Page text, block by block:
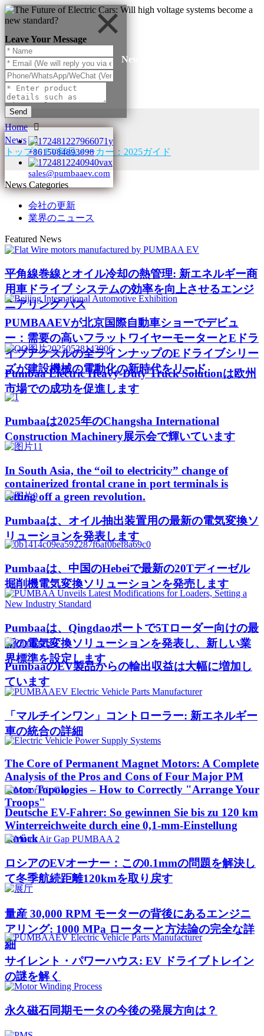
Leave Your Message
Send
+8615084893098
sales@pumbaaev.com
News
Home
News
トップ10 EV部品メーカー：2025ガイド
News Categories
会社の更新
業界のニュース
Featured News
平角線巻線とオイル冷却の熱管理: 新エネルギー商
用車ドライブ システムの効率を向上させるエンジ
ニアリング パス
PUMBAAEVが北京国際自動車ショーでデビュ
ー：需要の高いフラットワイヤーモーターとEドラ
イブアクスルの全ラインナップのEドライブシリー
ズが建設機械の電動化の新時代をリード
Pumbaa Electric Heavy-Duty Truck Solutionは欧州
市場での成功を促進します
Pumbaaは2025年のChangsha International
Construction Machinery展示会で輝いています
In South Asia, the “oil to electricity” change of
containerized frontal crane in port terminals is
setting off a green revolution.
Pumbaaは、オイル抽出装置用の最新の電気変換ソ
リューションを発表します
Pumbaaは、中国のHebeiで最新の20Tディーゼル
掘削機電気変換ソリューションを発売します
Pumbaaは、Qingdaoポートで5Tローダー向けの最
新の電気変換ソリューションを発表し、新しい業
界標準を設定します
PumbaaのEV製品からの輸出収益は大幅に増加し
ています
「マルチインワン」コントローラー: 新エネルギー
車の統合の詳細
The Core of Permanent Magnet Motors: A Complete
Analysis of the Pros and Cons of Four Major PM
Rotor Topologies – How to Correctly "Arrange Your
Troops"
Deutsche EV-Fahrer: So gewinnen Sie bis zu 120 km
Winterreichweite durch eine 0,1-mm-Einstellung
zurück
ロシアのEVオーナー：この0.1mmの問題を解決し
て冬季航続距離120kmを取り戻す
量産 30,000 RPM モーターの背後にあるエンジニ
アリング: 1000 MPa ローターと方法論の完全な詳
細
サイレント・パワーハウス: EV ドライブトレイン
の謎を解く
永久磁石同期モータの今後の発展方向は？